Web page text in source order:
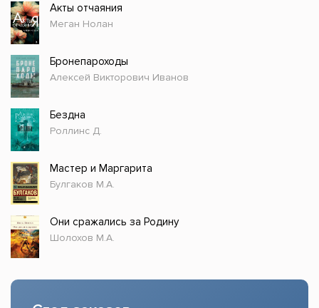
Акты отчаяния
Меган Нолан
Бронепароходы
Алексей Викторович Иванов
Бездна
Роллинс Д.
Мастер и Маргарита
Булгаков М.А.
Они сражались за Родину
Шолохов М.А.